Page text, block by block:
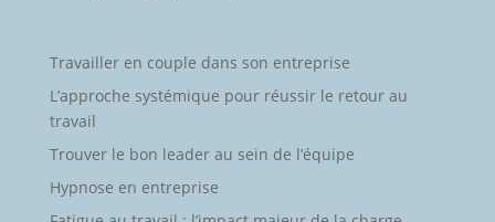
Travailler en couple dans son entreprise
L’approche systémique pour réussir le retour au
travail
Trouver le bon leader au sein de l’équipe
Hypnose en entreprise